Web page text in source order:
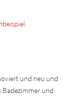
und neu und
Badezimmer und